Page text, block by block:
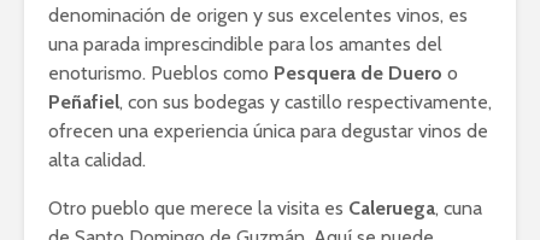
denominación de origen y sus excelentes vinos, es
una parada imprescindible para los amantes del
enoturismo. Pueblos como Pesquera de Duero o
Peñafiel, con sus bodegas y castillo respectivamente,
ofrecen una experiencia única para degustar vinos de
alta calidad.
Otro pueblo que merece la visita es Caleruega, cuna